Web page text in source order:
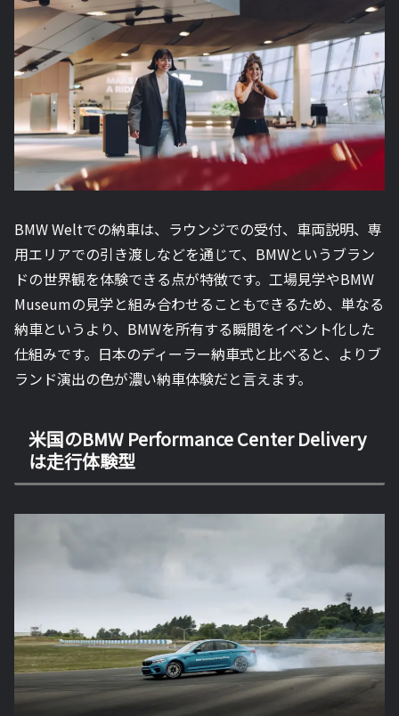
BMW Weltでの納車は、ラウンジでの受付、車両説明、専
用エリアでの引き渡しなどを通じて、BMWというブラン
ドの世界観を体験できる点が特徴です。工場見学やBMW
Museumの見学と組み合わせることもできるため、単なる
納車というより、BMWを所有する瞬間をイベント化した
仕組みです。日本のディーラー納車式と比べると、よりブ
ランド演出の色が濃い納車体験だと言えます。
米国のBMW Performance Center Delivery
は走行体験型